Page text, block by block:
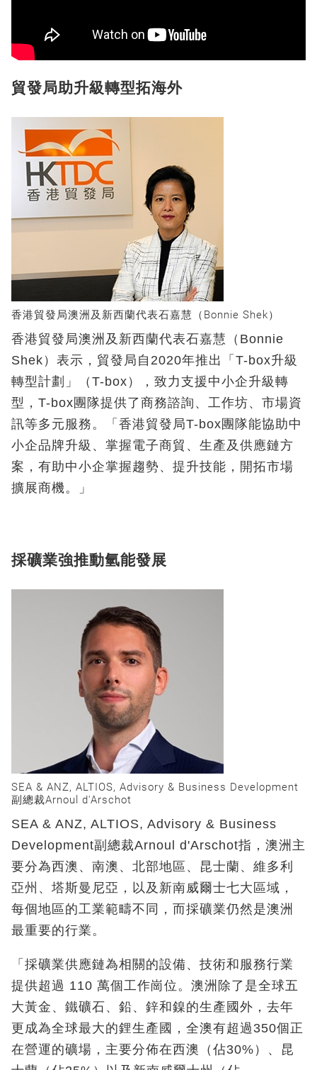
貿發局助升級轉型拓海外
香港貿發局澳洲及新西蘭代表石嘉慧（Bonnie Shek）
香港貿發局澳洲及新西蘭代表石嘉慧（Bonnie
Shek）表示，貿發局自2020年推出「T-box升級
轉型計劃」（T-box），致力支援中小企升級轉
型，T-box團隊提供了商務諮詢、工作坊、市場資
訊等多元服務。「香港貿發局T-box團隊能協助中
小企品牌升級、掌握電子商貿、生產及供應鏈方
案，有助中小企掌握趨勢、提升技能，開拓市場
擴展商機。」
採礦業強推動氫能發展
SEA & ANZ, ALTIOS, Advisory & Business Development
副總裁Arnoul d'Arschot
SEA & ANZ, ALTIOS, Advisory & Business
Development副總裁Arnoul d'Arschot指，澳洲主
要分為西澳、南澳、北部地區、昆士蘭、維多利
亞州、塔斯曼尼亞，以及新南威爾士七大區域，
每個地區的工業範疇不同，而採礦業仍然是澳洲
最重要的行業。
「採礦業供應鏈為相關的設備、技術和服務行業
提供超過 110 萬個工作崗位。澳洲除了是全球五
大黃金、鐵礦石、鉛、鋅和鎳的生產國外，去年
更成為全球最大的鋰生產國，全澳有超過350個正
在營運的礦場，主要分佈在西澳（佔30%）、昆